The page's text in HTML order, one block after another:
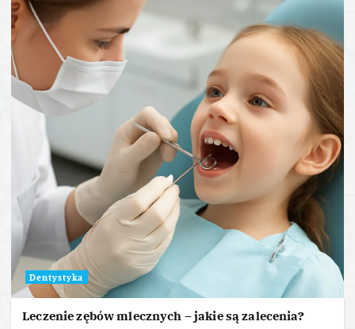
Dentystyka
Leczenie zębów mlecznych – jakie są zalecenia?